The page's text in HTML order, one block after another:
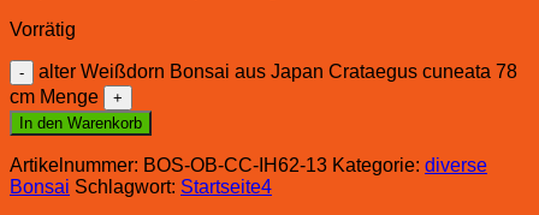
Vorrätig
alter Weißdorn Bonsai aus Japan Crataegus cuneata 78
cm Menge
In den Warenkorb
Artikelnummer: BOS-OB-CC-IH62-13 Kategorie: diverse
Bonsai Schlagwort: Startseite4